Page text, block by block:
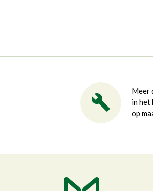
Meer
in het
op